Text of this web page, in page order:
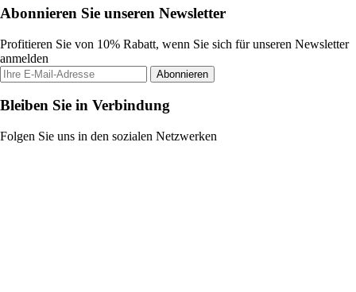
Abonnieren Sie unseren Newsletter
Profitieren Sie von 10% Rabatt, wenn Sie sich für unseren Newsletter
anmelden
Abonnieren
Bleiben Sie in Verbindung
Folgen Sie uns in den sozialen Netzwerken